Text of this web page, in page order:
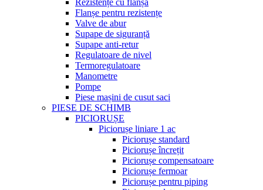
Rezistențe cu flanșă
Flanșe pentru rezistențe
Valve de abur
Supape de siguranță
Supape anti-retur
Regulatoare de nivel
Termoregulatoare
Manometre
Pompe
Piese mașini de cusut saci
PIESE DE SCHIMB
PICIORUȘE
Piciorușe liniare 1 ac
Piciorușe standard
Piciorușe încrețit
Piciorușe compensatoare
Piciorușe fermoar
Piciorușe pentru piping